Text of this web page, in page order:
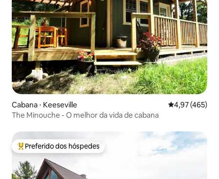
Cabana ⋅ Keeseville 4,97 de uma
4,97 (465)
The Minouche - O melhor da vida de cabana
Entre os melhores preferidos dos hóspedes
Preferido dos hóspedes